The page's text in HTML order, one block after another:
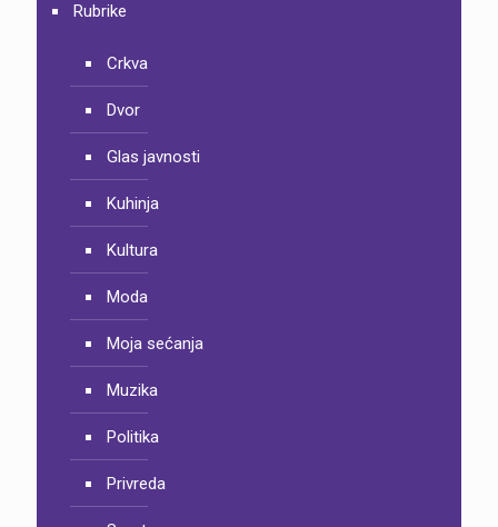
Rubrike
Crkva
Dvor
Glas javnosti
Kuhinja
Kultura
Moda
Moja sećanja
Muzika
Politika
Privreda